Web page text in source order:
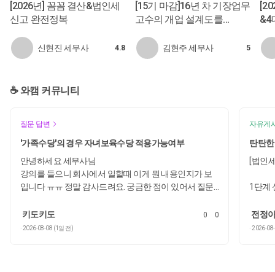
[2026년] 꼼꼼 결산&법인세
신고 완전정복
신현진 세무사 4.8
[15기 마감]16년 차 기장업무
고수의 개업 설계도를
김현주 세무사 5
&4
☕️️ 와캠 커뮤니티
질문 답변
'가족수당'의 경우 자녀보육수당 적용가능여부
안녕하세요 세무사님
강의를 들으니 회사에서 일할때 이게 뭔 내용인지가 보
입니다 ㅠㅠ 정말 감사드려요. 궁금한 점이 있어서 질문
키도키도 0 0
· 2026-08-08 (1일 전)
자유게
탄탄
[법인
1단계
54호
전정
· 2026-